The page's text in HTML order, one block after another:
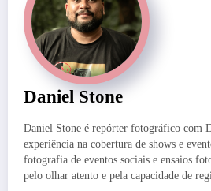
Daniel Stone
Daniel Stone é repórter fotográfico com
experiência na cobertura de shows e
fotografia de eventos sociais e ensaios
pelo olhar atento e pela capacidade de